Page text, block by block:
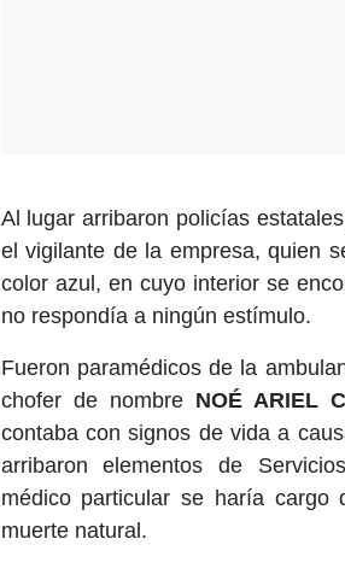
Al lugar arribaron policías
el vigilante de la empresa, quien
color azul, en cuyo interior se
no respondía a ningún estímulo.
Fueron paramédicos de la
chofer de nombre NOÉ ARIEL
contaba con signos de vida a
arribaron elementos de
médico particular se haría
muerte natural.